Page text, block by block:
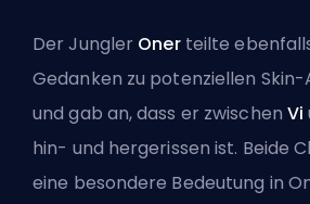
DerJungler Onerteilte
Gedanken zu potenziellen
und gab an, dass er zwischen Vi
hin- und hergerissen ist. Beide
eine besondere Bedeutung in